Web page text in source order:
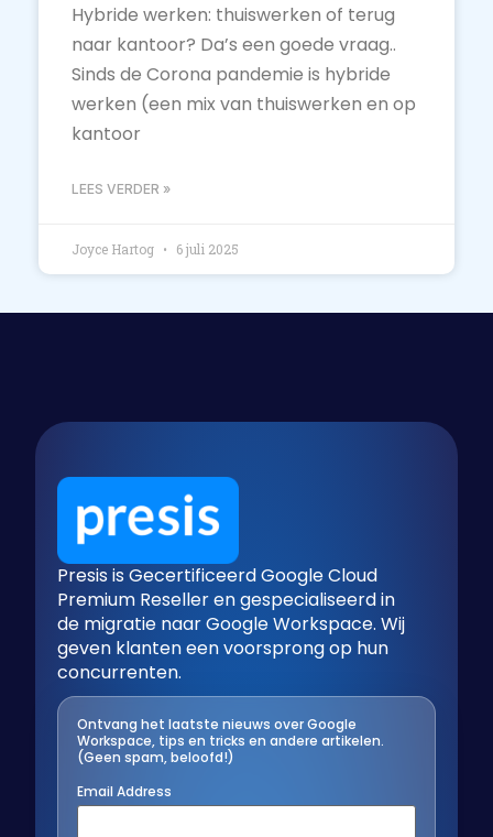
Hybride werken: thuiswerken of terug
naar kantoor? Da’s een goede vraag..
Sinds de Corona pandemie is hybride
werken (een mix van thuiswerken en op
kantoor
LEES VERDER »
Joyce Hartog 6 juli 2025
Presis is Gecertificeerd Google Cloud
Premium Reseller en gespecialiseerd in
de migratie naar Google Workspace. Wij
geven klanten een voorsprong op hun
concurrenten.
Ontvang het laatste nieuws over Google
Workspace, tips en tricks en andere artikelen.
(Geen spam, beloofd!)
Email Address